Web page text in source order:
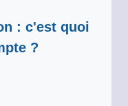
: c'est quoi
?